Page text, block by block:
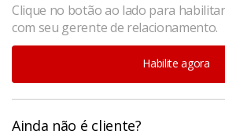
Clique no botão ao lado para habilitar
com seu gerente de relacionamento.
Habilite agora
Ainda não é cliente?